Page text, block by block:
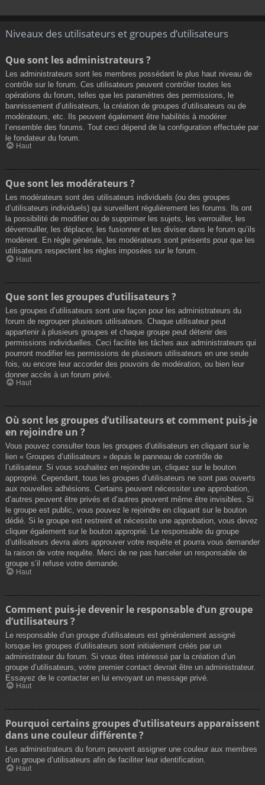
Niveaux des utilisateurs et groupes d’utilisateurs
Que sont les administrateurs ?
Les administrateurs sont les membres possédant le plus haut niveau de
contrôle sur le forum. Ces utilisateurs peuvent contrôler toutes les
opérations du forum, telles que les paramètres des permissions, le
bannissement d’utilisateurs, la création de groupes d’utilisateurs ou de
modérateurs, etc. Ils peuvent également être habilités à modérer
l’ensemble des forums. Tout ceci dépend de la configuration effectuée par
le fondateur du forum.
Haut
Que sont les modérateurs ?
Les modérateurs sont des utilisateurs individuels (ou des groupes
d’utilisateurs individuels) qui surveillent régulièrement les forums. Ils ont
la possibilité de modifier ou de supprimer les sujets, les verrouiller, les
déverrouiller, les déplacer, les fusionner et les diviser dans le forum qu’ils
modèrent. En règle générale, les modérateurs sont présents pour que les
utilisateurs respectent les règles imposées sur le forum.
Haut
Que sont les groupes d’utilisateurs ?
Les groupes d’utilisateurs sont une façon pour les administrateurs du
forum de regrouper plusieurs utilisateurs. Chaque utilisateur peut
appartenir à plusieurs groupes et chaque groupe peut détenir des
permissions individuelles. Ceci facilite les tâches aux administrateurs qui
pourront modifier les permissions de plusieurs utilisateurs en une seule
fois, ou encore leur accorder des pouvoirs de modération, ou bien leur
donner accès à un forum privé.
Haut
Où sont les groupes d’utilisateurs et comment puis-je
en rejoindre un ?
Vous pouvez consulter tous les groupes d’utilisateurs en cliquant sur le
lien « Groupes d’utilisateurs » depuis le panneau de contrôle de
l’utilisateur. Si vous souhaitez en rejoindre un, cliquez sur le bouton
approprié. Cependant, tous les groupes d’utilisateurs ne sont pas ouverts
aux nouvelles adhésions. Certains peuvent nécessiter une approbation,
d’autres peuvent être privés et d’autres peuvent même être invisibles. Si
le groupe est public, vous pouvez le rejoindre en cliquant sur le bouton
dédié. Si le groupe est restreint et nécessite une approbation, vous devez
cliquer également sur le bouton approprié. Le responsable du groupe
d’utilisateurs devra alors approuver votre requête et pourra vous demander
la raison de votre requête. Merci de ne pas harceler un responsable de
groupe s’il refuse votre demande.
Haut
Comment puis-je devenir le responsable d’un groupe
d’utilisateurs ?
Le responsable d’un groupe d’utilisateurs est généralement assigné
lorsque les groupes d’utilisateurs sont initialement créés par un
administrateur du forum. Si vous êtes intéressé par la création d’un
groupe d’utilisateurs, votre premier contact devrait être un administrateur.
Essayez de le contacter en lui envoyant un message privé.
Haut
Pourquoi certains groupes d’utilisateurs apparaissent
dans une couleur différente ?
Les administrateurs du forum peuvent assigner une couleur aux membres
d’un groupe d’utilisateurs afin de faciliter leur identification.
Haut